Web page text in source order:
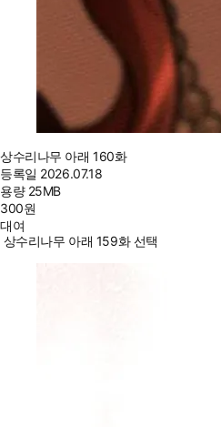
상수리나무 아래 160화
등록일 2026.07.18
용량 25MB
300원
대여
상수리나무 아래 159화 선택